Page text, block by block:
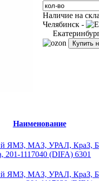
Наличие на
Челябинск -
Купить
Наименование
ЯМЗ, МАЗ, УРАЛ, КраЗ,
1117040 (DIFA) 6301
ЯМЗ, МАЗ, УРАЛ, КраЗ,